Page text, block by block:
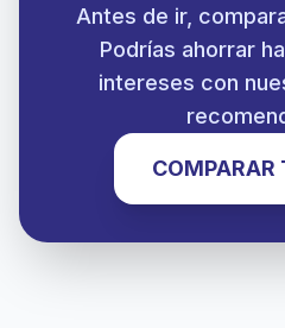
Antes de ir,
Podrías ahorrar
intereses con
COMPARAR